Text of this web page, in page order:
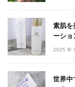
素肌を
ーショ
2025 年
世界中